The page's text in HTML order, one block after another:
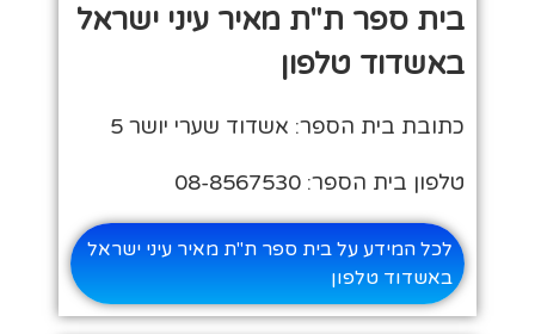
בית ספר ת"ת מאיר עיני ישראל
באשדוד טלפון
כתובת בית הספר: אשדוד שערי יושר 5
טלפון בית הספר: 08-8567530
לכל המידע על בית ספר ת"ת מאיר עיני ישראל
באשדוד טלפון